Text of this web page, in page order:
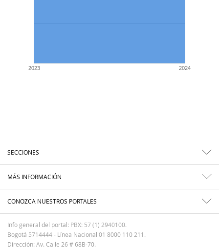
2023 2024
SECCIONES
MÁS INFORMACIÓN
CONOZCA NUESTROS PORTALES
Info general del portal: PBX: 57 (1) 2940100.
Bogotá 5714444 - Línea Nacional 01 8000 110 211.
Dirección: Av. Calle 26 # 68B-70.